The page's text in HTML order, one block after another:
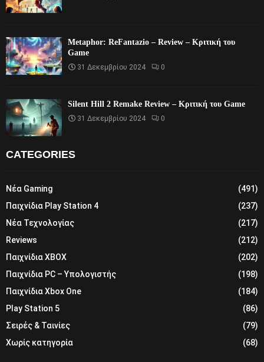
Metaphor: ReFantazio – Review – Κριτική του
Game
31 Δεκεμβρίου 2024 0
Silent Hill 2 Remake Review – Κριτική του Game
31 Δεκεμβρίου 2024 0
CATEGORIES
Νέα Gaming
(491)
Παιχνίδια Play Station 4
(237)
Νέα Τεχνολογίας
(217)
Reviews
(212)
Παιχνίδια XBOX
(202)
Παιχνίδια PC – Υπολογιστής
(198)
Παιχνίδια Xbox One
(184)
Play Station 5
(86)
Σειρές & Ταινίες
(79)
Χωρίς κατηγορία
(68)